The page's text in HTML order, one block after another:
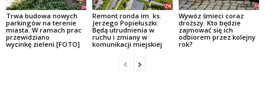
Trwa budowa nowych
parkingów na terenie
miasta. W ramach prac
przewidziano
wycinkę zieleni [FOTO]
Remont ronda im. ks.
Jerzego Popiełuszki.
Będą utrudnienia w
ruchu i zmiany w
komunikacji miejskiej
Wywóz śmieci coraz
droższy. Kto będzie
zajmować się ich
odbiorem przez kolejny
rok?